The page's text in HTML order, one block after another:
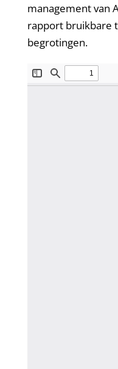
management van
rapport bruikbare
begrotingen.